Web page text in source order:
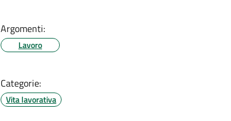
Argomenti:
Lavoro
Categorie:
Vita lavorativa